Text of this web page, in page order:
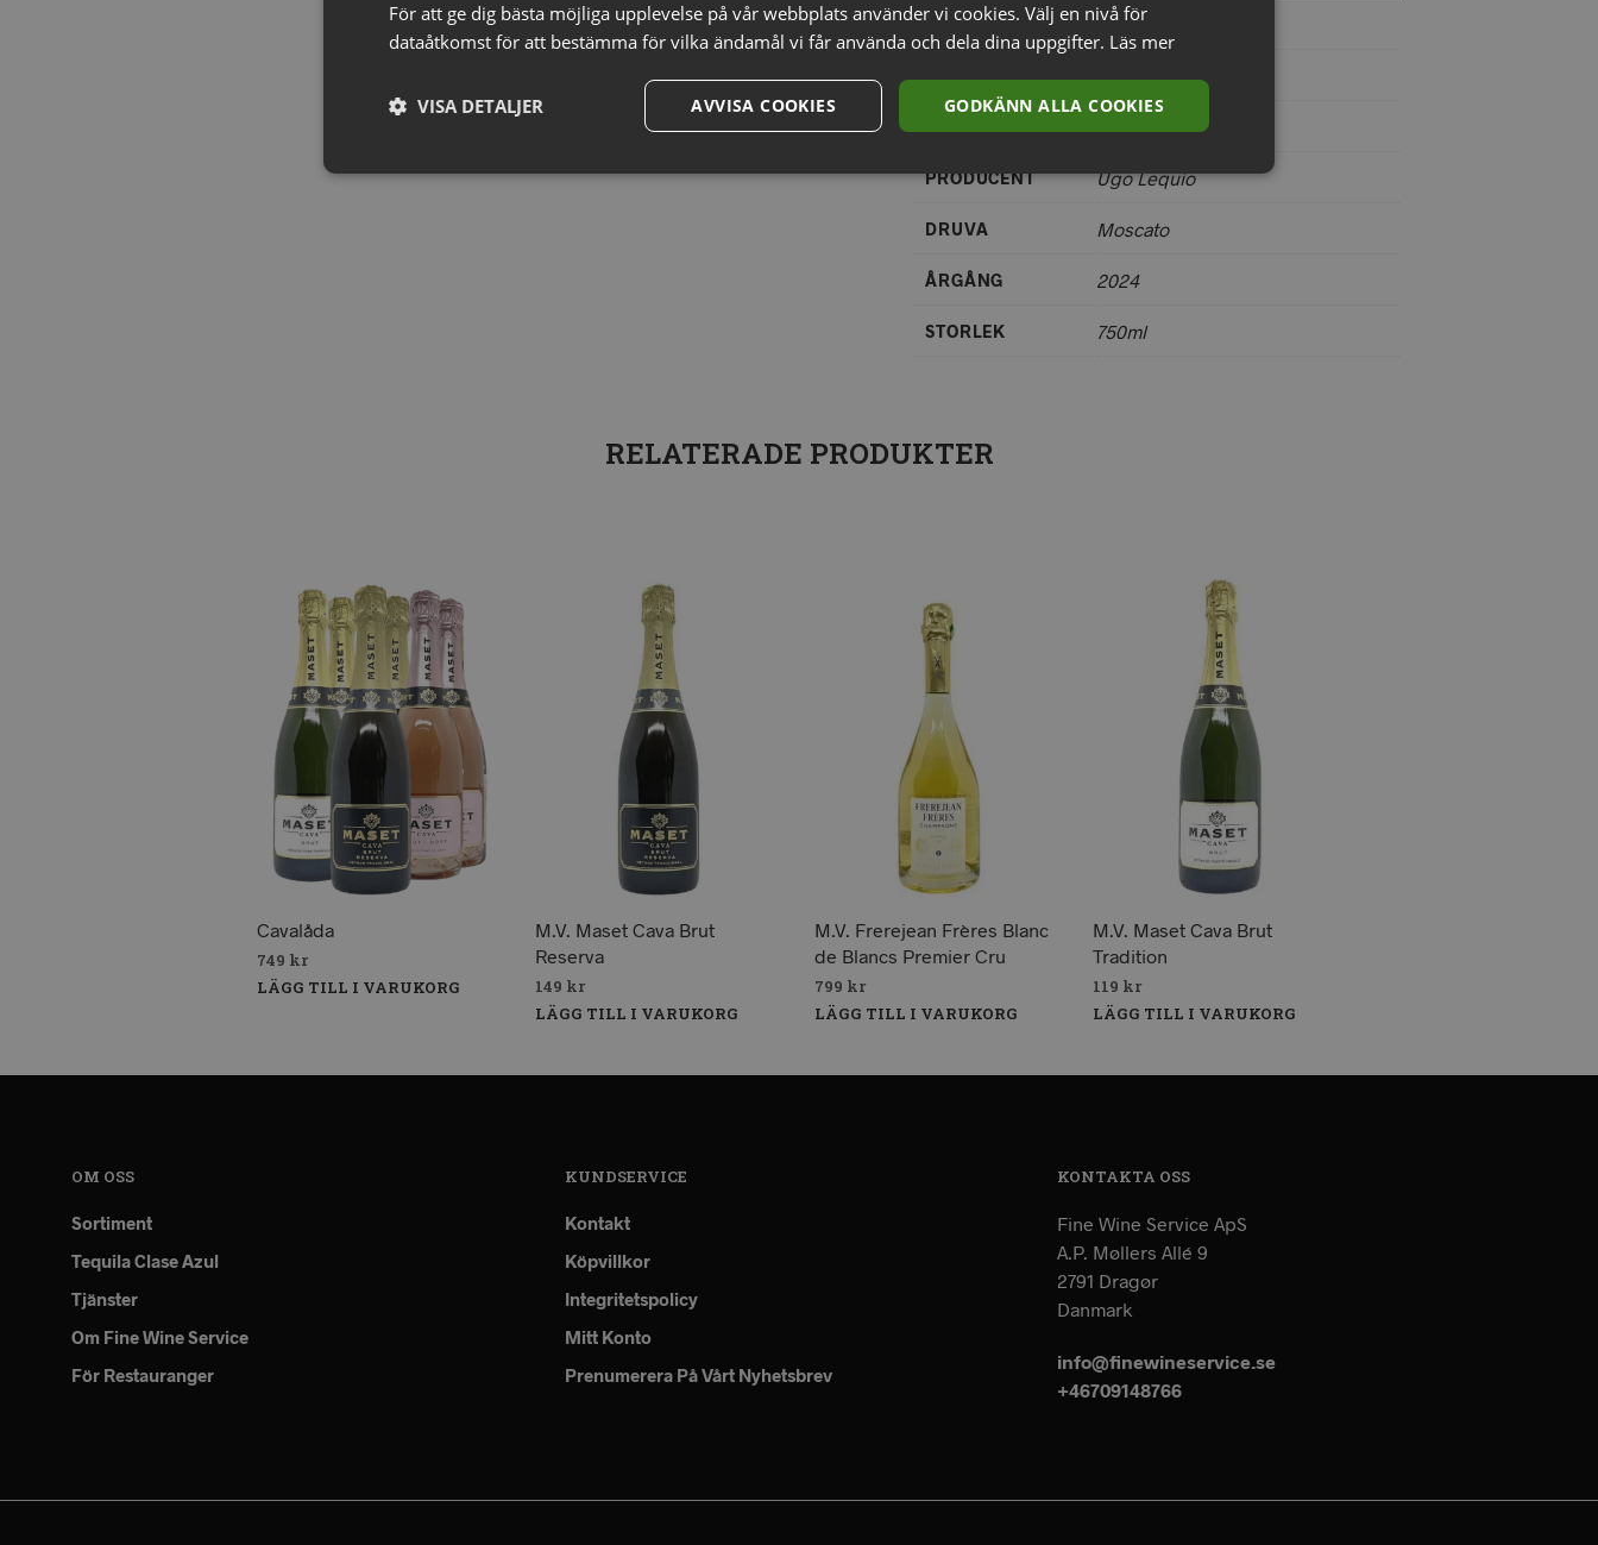
LAND Italien
REGION Piemonte
Langhe
PRODUCENT Ugo Lequio
DRUVA Moscato
ÅRGÅNG 2024
STORLEK 750ml
RELATERADE PRODUKTER
Cavalåda
749 kr
LÄGG TILL I VARUKORG
M.V. Maset Cava Brut
Reserva
149 kr
LÄGG TILL I VARUKORG
M.V. Frerejean Frères Blanc
de Blancs Premier Cru
799 kr
LÄGG TILL I VARUKORG
M.V. Maset Cava Brut
Tradition
119 kr
LÄGG TILL I VARUKORG
OM OSS
Sortiment
Tequila Clase Azul
Tjänster
Om Fine Wine Service
För Restauranger
KUNDSERVICE
Kontakt
Köpvillkor
Integritetspolicy
Mitt Konto
Prenumerera På Vårt Nyhetsbrev
KONTAKTA OSS
Fine Wine Service ApS
A.P. Møllers Allé 9
2791 Dragør
Danmark
info@finewineservice.se
+46709148766
För att ge dig bästa möjliga upplevelse på vår webbplats använder vi cookies. Välj en nivå för
dataåtkomst för att bestämma för vilka ändamål vi får använda och dela dina uppgifter. Läs mer
GODKÄNN ALLA COOKIES
AVVISA COOKIES
VISA DETALJER